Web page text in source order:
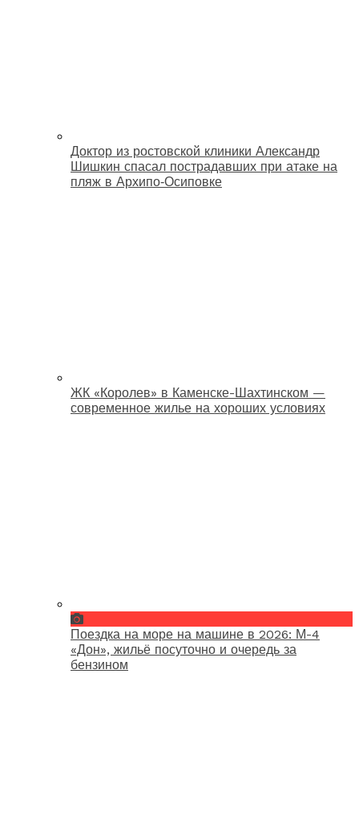
Доктор из ростовской клиники Александр
Шишкин спасал пострадавших при атаке на
пляж в Архипо‑Осиповке
ЖК «Королев» в Каменске-Шахтинском —
современное жилье на хороших условиях
Поездка на море на машине в 2026: М-4
«Дон», жильё посуточно и очередь за
бензином